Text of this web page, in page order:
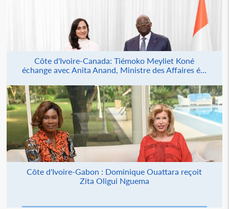
Côte d'Ivoire-Canada: Tiémoko Meyliet Koné
échange avec Anita Anand, Ministre des Affaires é...
Côte d'Ivoire-Gabon : Dominique Ouattara reçoit
Zita Oligui Nguema